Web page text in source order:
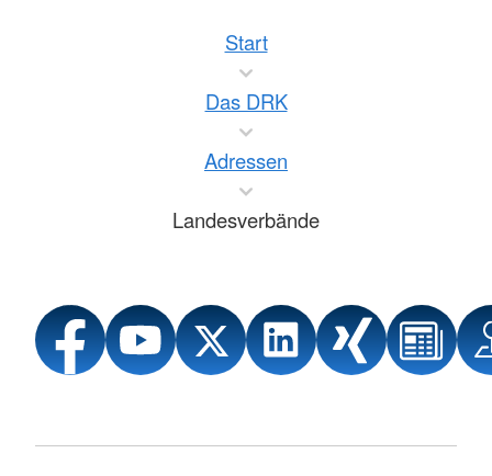
Start
Das DRK
Adressen
Landesverbände